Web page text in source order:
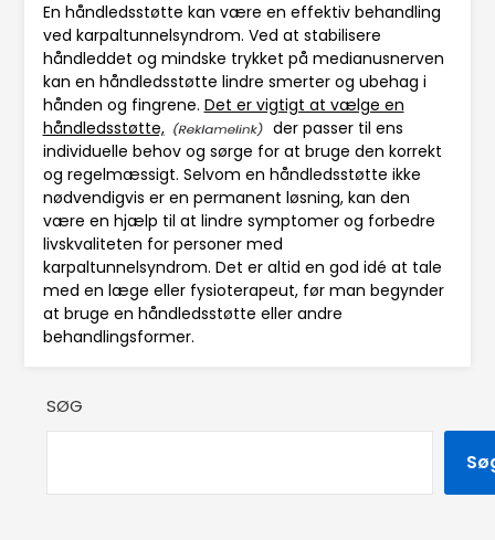
En håndledsstøtte kan være en effektiv behandling
ved karpaltunnelsyndrom. Ved at stabilisere
håndleddet og mindske trykket på medianusnerven
kan en håndledsstøtte lindre smerter og ubehag i
hånden og fingrene. Det er vigtigt at vælge en
håndledsstøtte,
der passer til ens
individuelle behov og sørge for at bruge den korrekt
og regelmæssigt. Selvom en håndledsstøtte ikke
nødvendigvis er en permanent løsning, kan den
være en hjælp til at lindre symptomer og forbedre
livskvaliteten for personer med
karpaltunnelsyndrom. Det er altid en god idé at tale
med en læge eller fysioterapeut, før man begynder
at bruge en håndledsstøtte eller andre
behandlingsformer.
SØG